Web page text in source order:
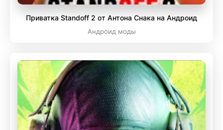
Приватка Standoff 2 от Антона Снака на Андроид
Андроид моды